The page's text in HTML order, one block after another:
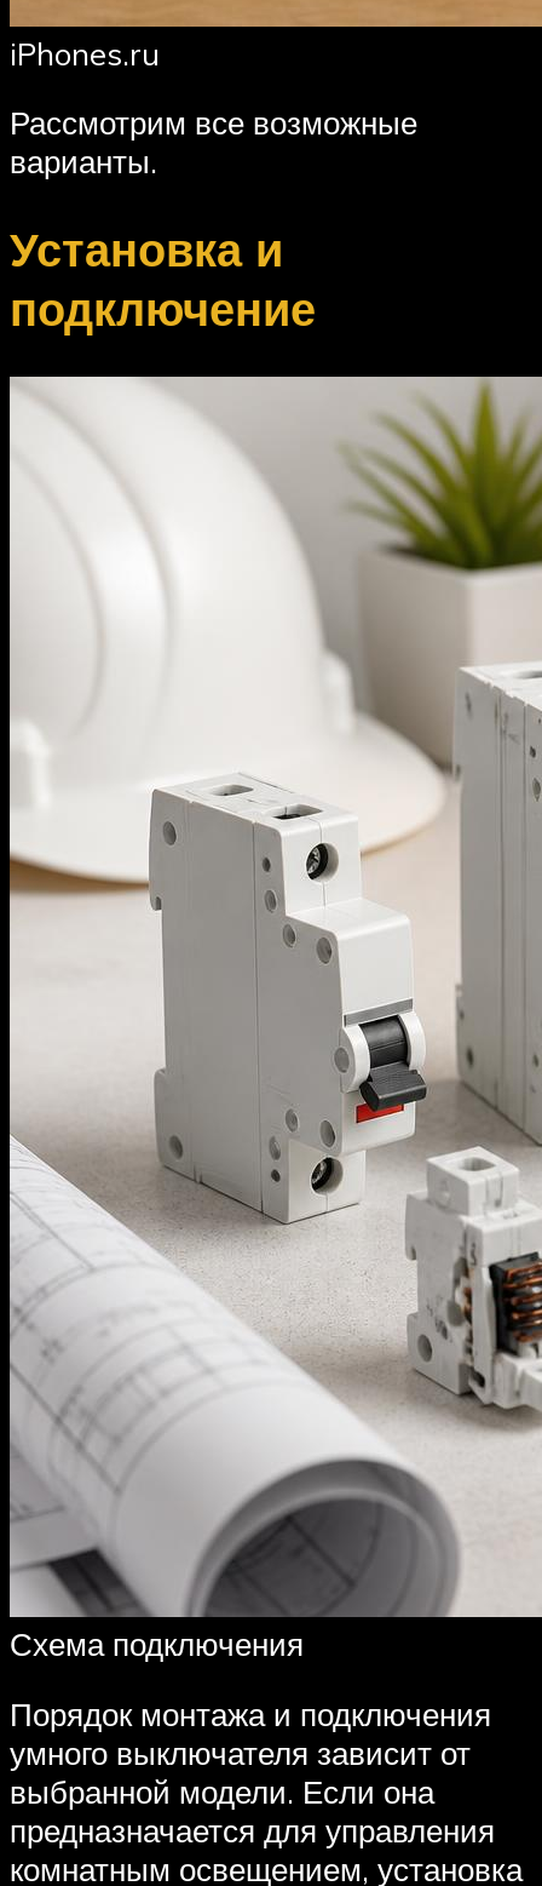
iPhones.ru
Рассмотрим все возможные
варианты.
Установка и
подключение
Схема подключения
Порядок монтажа и подключения
умного выключателя зависит от
выбранной модели. Если она
предназначается для управления
комнатным освещением, установка